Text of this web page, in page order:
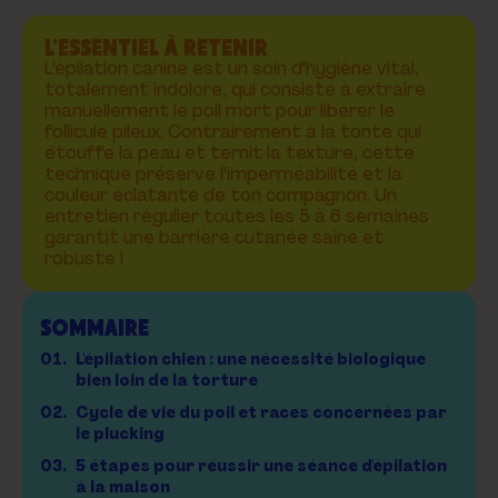
L’ESSENTIEL À RETENIR
L'épilation canine est un soin d'hygiène vital,
totalement indolore, qui consiste à extraire
manuellement le poil mort pour libérer le
follicule pileux. Contrairement à la tonte qui
étouffe la peau et ternit la texture, cette
technique préserve l'imperméabilité et la
couleur éclatante de ton compagnon. Un
entretien régulier toutes les 5 à 6 semaines
garantit une barrière cutanée saine et
robuste !
SOMMAIRE
01. L'épilation chien : une nécessité biologique
bien loin de la torture
02. Cycle de vie du poil et races concernées par
le plucking
03. 5 étapes pour réussir une séance d'épilation
à la maison